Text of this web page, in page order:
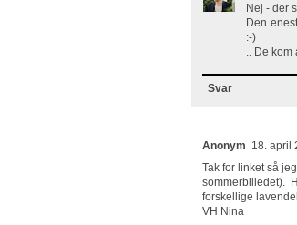
Nej - der
Den
:-)
.. De kom
Svar
Anonym 18. april
Tak for linket så
sommerbilledet).
forskellige
VH Nina